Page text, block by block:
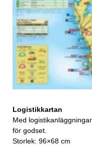
Logistikkartan
Med
för godset.
Storlek: 96×68 cm